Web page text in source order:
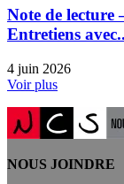
Note de lecture
Entretiens
4 juin 2026
Voir plus
NOUS JOINDRE